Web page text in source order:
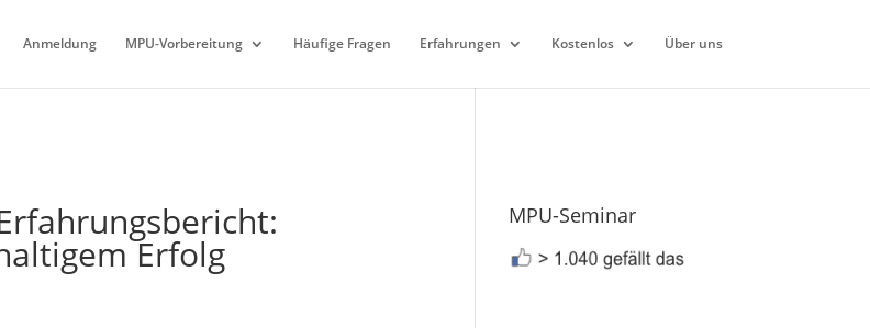
Anmeldung MPU-Vorbereitung Häufige Fragen Erfahrungen Kostenlos Über uns
Erfolg
MPU-Seminar